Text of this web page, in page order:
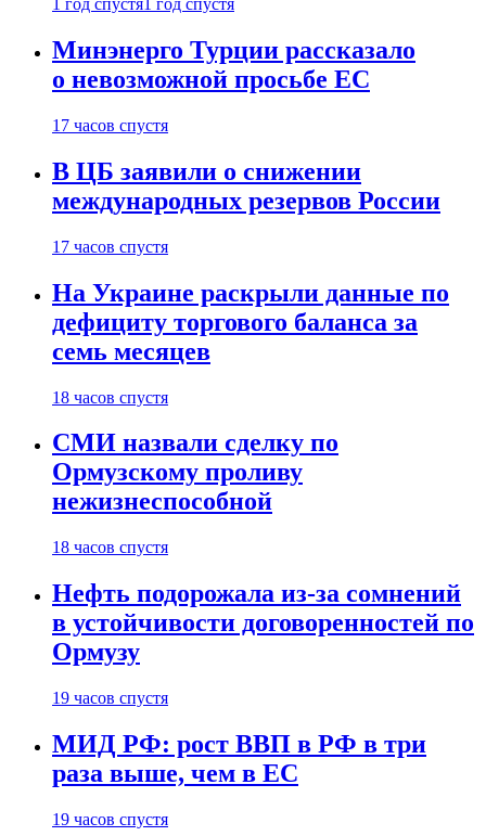
1 год спустя 1 год спустя
Минэнерго Турции рассказало
о невозможной просьбе ЕС
17 часов спустя
В ЦБ заявили о снижении
международных резервов России
17 часов спустя
На Украине раскрыли данные по
дефициту торгового баланса за
семь месяцев
18 часов спустя
СМИ назвали сделку по
Ормузскому проливу
нежизнеспособной
18 часов спустя
Нефть подорожала из-за сомнений
в устойчивости договоренностей по
Ормузу
19 часов спустя
МИД РФ: рост ВВП в РФ в три
раза выше, чем в ЕС
19 часов спустя